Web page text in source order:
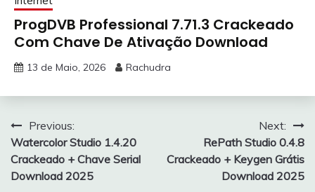
ProgDVB Professional 7.71.3 Crackeado
Com Chave De Ativação Download
13 de Maio, 2026 Rachudra
Navegação
de
artigos
Previous:
Watercolor Studio 1.4.20
Crackeado + Chave Serial
Download 2025
Next:
RePath Studio 0.4.8
Crackeado + Keygen Grátis
Download 2025